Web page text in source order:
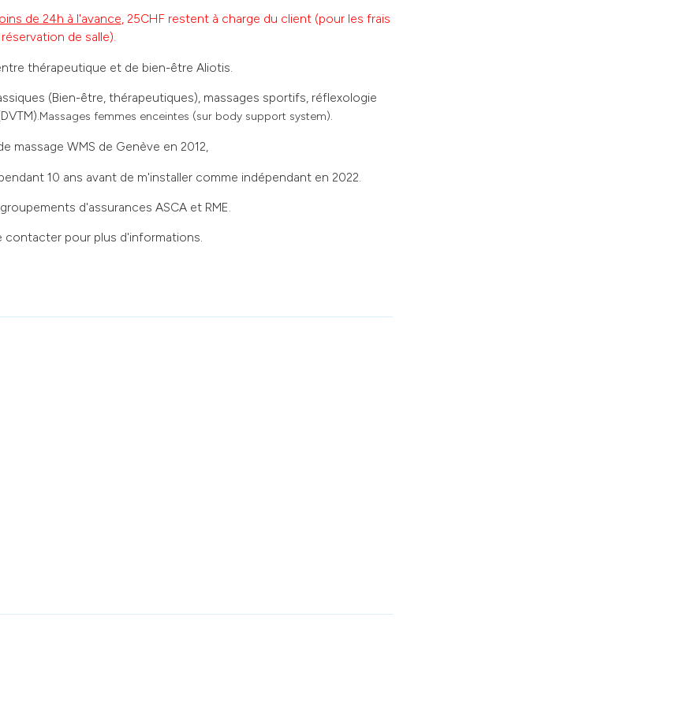
de 24h à l'avance, 25CHF restent à charge du client (pour les frais
de salle).
thérapeutique et de bien-être Aliotis.
(Bien-être, thérapeutiques), massages sportifs, réflexologie
Massages femmes enceintes (sur body support system).
massage WMS de Genève en 2012,
10 ans avant de m'installer comme indépendant en 2022.
d'assurances ASCA et RME.
contacter pour plus d'informations.